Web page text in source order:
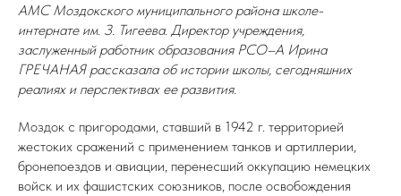
АМС Моздокского муниципального района школе-
интернате им. З. Тигеева. Директор учреждения,
заслуженный работник образования РСО–А Ирина
ГРЕЧАНАЯ рассказала об истории школы, сегодняшних
реалиях и перспективах ее развития.
Моздок с пригородами, ставший в 1942 г. территорией
жестоких сражений с применением танков и артиллерии,
бронепоездов и авиации, перенесший оккупацию немецких
войск и их фашистских союзников, после освобождения